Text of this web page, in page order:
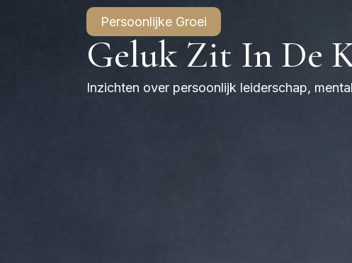
Persoonlijke Groei
Geluk Zit In De
Inzichten over persoonlijk leiderschap,